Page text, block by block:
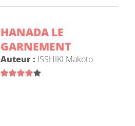
HANADA LE
GARNEMENT
Auteur : ISSHIKI Makoto